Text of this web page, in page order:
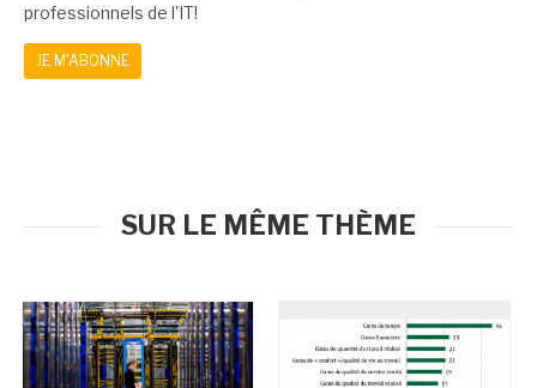
professionnels de l'IT!
JE M'ABONNE
SUR LE MÊME THÈME